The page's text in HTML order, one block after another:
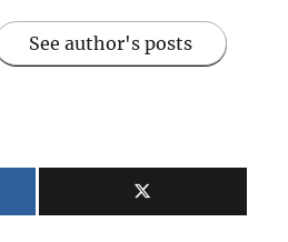
See author's posts